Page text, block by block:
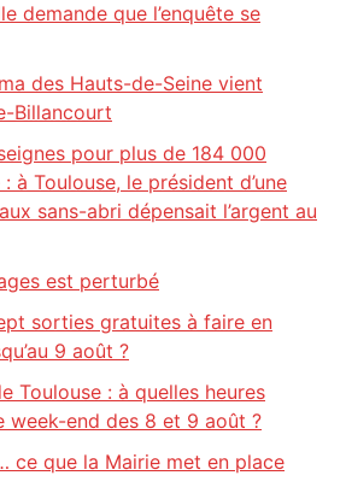
demande que l’enquête se
des Hauts-de-Seine vient
Billancourt
pour plus de 184 000
à Toulouse, le président d’une
sans-abri dépensait l’argent au
est perturbé
sorties gratuites à faire en
9 août ?
Toulouse : à quelles heures
week-end des 8 et 9 août ?
ce que la Mairie met en place